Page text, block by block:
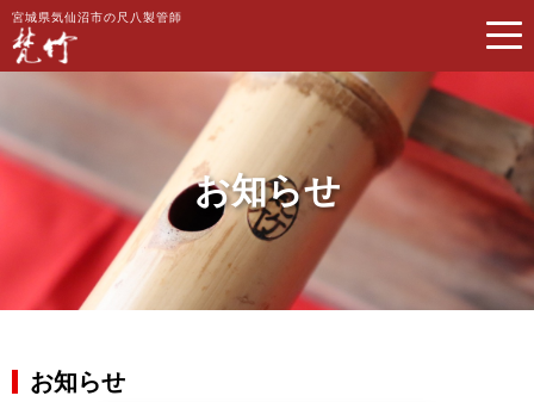
宮城県気仙沼市の尺八製管師
お知らせ
お知らせ